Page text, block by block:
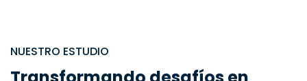
NUESTRO ESTUDIO